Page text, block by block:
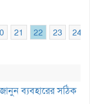
21 22 23
24
ব্যবহারের সঠিক